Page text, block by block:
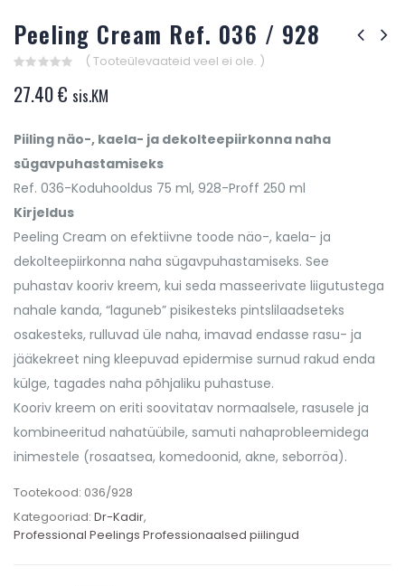
Peeling Cream Ref. 036 / 928
out
of
( Tooteülevaateid veel ei ole. )
27.40€ sis.KM
Piiling näo-, kaela- ja dekolteepiirkonna naha
sügavpuhastamiseks
Ref. 036-Koduhooldus 75 ml, 928-Proff 250 ml
Kirjeldus
Peeling Cream on efektiivne toode näo-, kaela- ja
dekolteepiirkonna naha sügavpuhastamiseks. See
puhastav kooriv kreem, kui seda masseerivate liigutustega
nahale kanda, “laguneb” pisikesteks pintslilaadseteks
osakesteks, rulluvad üle naha, imavad endasse rasu- ja
jääkekreet ning kleepuvad epidermise surnud rakud enda
külge, tagades naha põhjaliku puhastuse.
Kooriv kreem on eriti soovitatav normaalsele, rasusele ja
kombineeritud nahatüübile, samuti nahaprobleemidega
inimestele (rosaatsea, komedoonid, akne, seborröa).
Tootekood: 036/928
Kategooriad: Dr-Kadir,
Professional Peelings Professionaalsed piilingud